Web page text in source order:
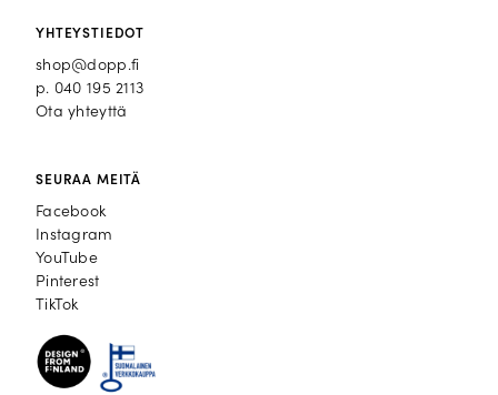
YHTEYSTIEDOT
shop@dopp.fi
p. 040 195 2113
Ota yhteyttä
SEURAA MEITÄ
Facebook
Facebook
Instagram
Instagram
YouTube
YouTube
Pinterest
Pinterest
TikTok
TikTok